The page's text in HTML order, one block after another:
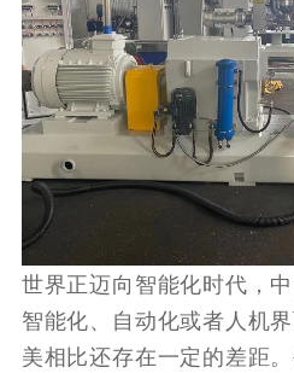
世界正迈向智能化时代，
智能化、自动化或者人机
美相比还存在一定的差距